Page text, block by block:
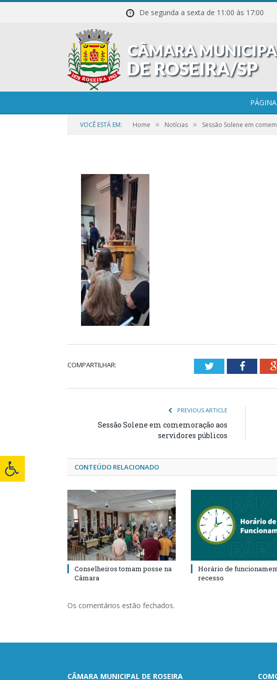
De segunda a sexta de 11:00 às
VOCÊ ESTÁ EM: Home » Notícias » Sessão Solene em
COMPARTILHAR: Twitter
PREVIOUS ARTICLE
Sessão Solene em comemoração aos
servidores públicos
CONTEÚDO RELACIONADO
Conselheiros tomam posse na
Câmara
Horário de
recesso
Os comentários estão fechados.
CÂMARA MUNICIPAL DE ROSEIRA